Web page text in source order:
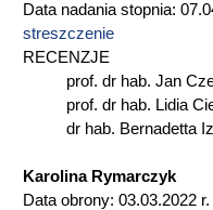
Data nadania stopnia:
streszczenie
RECENZJE
prof. dr hab. Jan
prof. dr hab. Lidia
dr hab. Bernadetta
Karolina Rymarczyk
Data obrony: 03.03.2022 r.